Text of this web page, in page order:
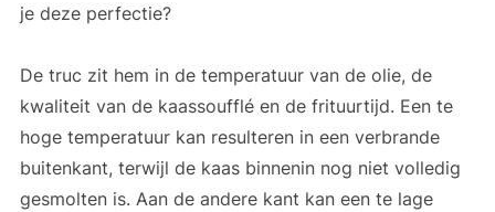
je deze perfectie?
De truc zit hem in de temperatuur van de olie, de
kwaliteit van de kaassoufflé en de frituurtijd. Een te
hoge temperatuur kan resulteren in een verbrande
buitenkant, terwijl de kaas binnenin nog niet volledig
gesmolten is. Aan de andere kant kan een te lage